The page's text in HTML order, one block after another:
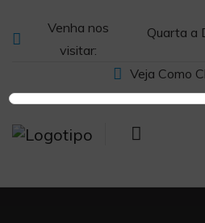
Venha nos
visitar:
Quarta a
Veja Como